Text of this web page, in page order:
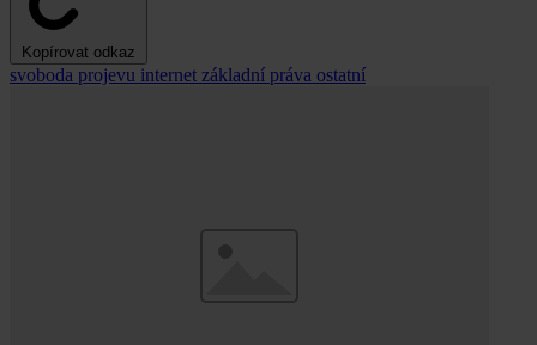
Kopírovat odkaz
svoboda projevu internet základní práva ostatní